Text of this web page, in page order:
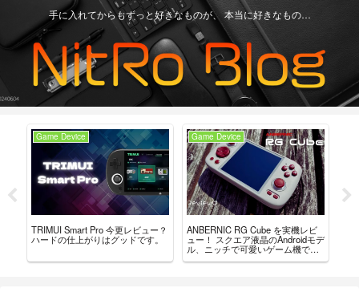
手に入れてからもずっと好きなものが、 本当に好きなもの…
Game Device
TRIMUI Smart Pro 今更レビュー？
ハードの仕上がりはグッドです。
Game Device
ANBERNIC RG Cube を実機レビ
ュー！ スクエア液晶のAndroidモデ
ル、ニッチで可愛いゲーム機で